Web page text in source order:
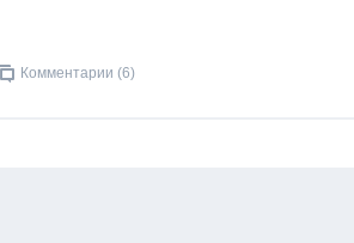
Комментарии (6)